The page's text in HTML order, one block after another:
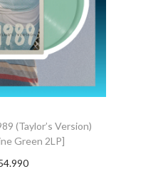
(Taylor’s Version)
Green 2LP]